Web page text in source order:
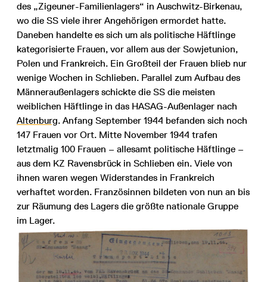
des „Zigeuner-Familienlagers“ in Auschwitz-Birkenau,
wo die SS viele ihrer Angehörigen ermordet hatte.
Daneben handelte es sich um als politische Häftlinge
kategorisierte Frauen, vor allem aus der Sowjetunion,
Polen und Frankreich. Ein Großteil der Frauen blieb nur
wenige Wochen in Schlieben. Parallel zum Aufbau des
Männeraußenlagers schickte die SS die meisten
weiblichen Häftlinge in das HASAG-Außenlager nach
Altenburg. Anfang September 1944 befanden sich noch
147 Frauen vor Ort. Mitte November 1944 trafen
letztmalig 100 Frauen – allesamt politische Häftlinge –
aus dem KZ Ravensbrück in Schlieben ein. Viele von
ihnen waren wegen Widerstandes in Frankreich
verhaftet worden. Französinnen bildeten von nun an bis
zur Räumung des Lagers die größte nationale Gruppe
im Lager.